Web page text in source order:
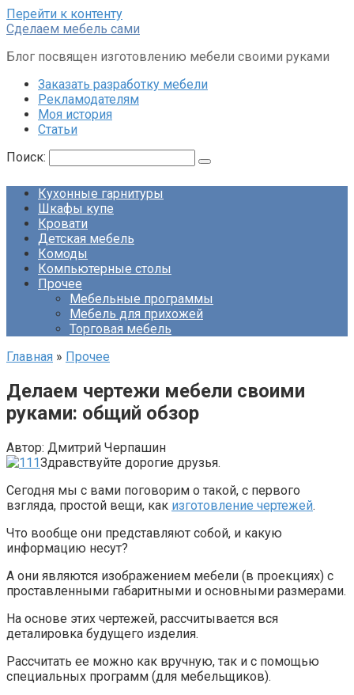
Перейти к контенту
Сделаем мебель сами
Блог посвящен изготовлению мебели своими руками
Заказать разработку мебели
Рекламодателям
Моя история
Статьи
Поиск:
Кухонные гарнитуры
Шкафы купе
Кровати
Детская мебель
Комоды
Компьютерные столы
Прочее
Мебельные программы
Мебель для прихожей
Торговая мебель
Главная » Прочее
Делаем чертежи мебели своими
руками: общий обзор
Автор: Дмитрий Черпашин
Здравствуйте дорогие друзья.
Сегодня мы с вами поговорим о такой, с первого
взгляда, простой вещи, как изготовление чертежей.
Что вообще они представляют собой, и какую
информацию несут?
А они являются изображением мебели (в проекциях) с
проставленными габаритными и основными размерами.
На основе этих чертежей, рассчитывается вся
деталировка будущего изделия.
Рассчитать ее можно как вручную, так и с помощью
специальных программ (для мебельщиков).